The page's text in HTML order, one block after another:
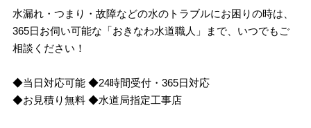
水漏れ・つまり・故障などの水のトラブルにお困りの時は、
365日お伺い可能な「おきなわ水道職人」まで、いつでもご
相談ください！
◆当日対応可能 ◆24時間受付・365日対応
◆お見積り無料 ◆水道局指定工事店